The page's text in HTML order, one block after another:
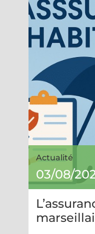
Actualité
03/08/